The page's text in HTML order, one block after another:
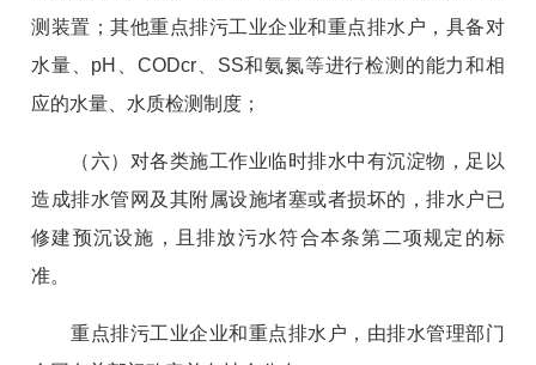
测装置；其他重点排污工业企业和重点排水户，具备对
水量、pH、CODcr、SS和氨氮等进行检测的能力和相
应的水量、水质检测制度；
（六）对各类施工作业临时排水中有沉淀物，足以
造成排水管网及其附属设施堵塞或者损坏的，排水户已
修建预沉设施，且排放污水符合本条第二项规定的标
准。
重点排污工业企业和重点排水户，由排水管理部门